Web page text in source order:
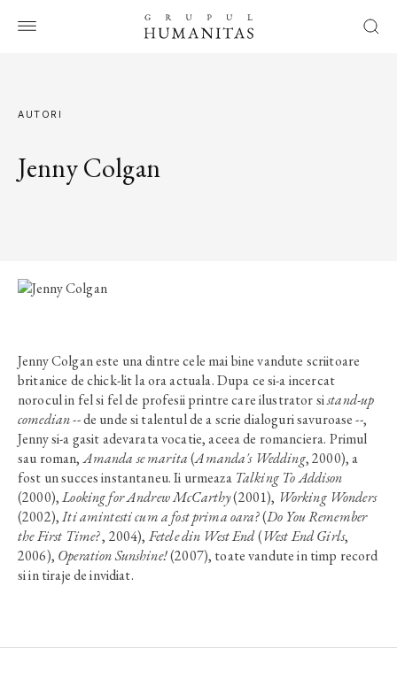
AUTORI
Jenny Colgan
Jenny Colgan este una dintre cele mai bine vandute scriitoare
britanice de chick-lit la ora actuala. Dupa ce si-a incercat
norocul in fel si fel de profesii printre care ilustrator sistand-up
comedian-- de unde si talentul de a scrie dialoguri savuroase --,
Jenny si-a gasit adevarata vocatie, aceea de romanciera. Primul
sau roman,Amanda se marita(Amanda's Wedding, 2000), a
fost un succes instantaneu. Ii urmeaza Talking To Addison
(2000),Looking for Andrew McCarthy(2001), Working Wonders
(2002),Iti amintesti cum a fost prima oara?(Do You Remember
the First Time?, 2004), Fetele din West End(West End Girls,
2006), Operation Sunshine!(2007), toate vandute in timp record
si in tiraje de invidiat.